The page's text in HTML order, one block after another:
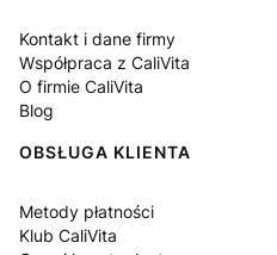
Kontakt i dane firmy
Współpraca z CaliVita
O firmie CaliVita
Blog
OBSŁUGA KLIENTA
Metody płatności
Klub CaliVita